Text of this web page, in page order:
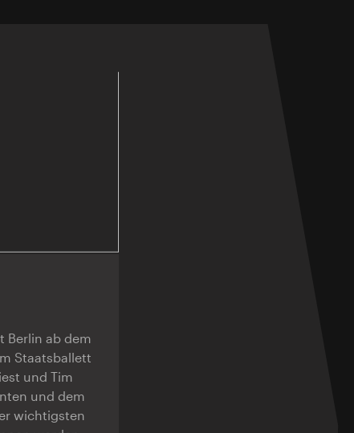
Berlin ab dem
Staatsballett
und Tim
und dem
wichtigsten